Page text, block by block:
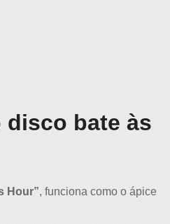
disco bate às
Hour”, funciona como o ápice